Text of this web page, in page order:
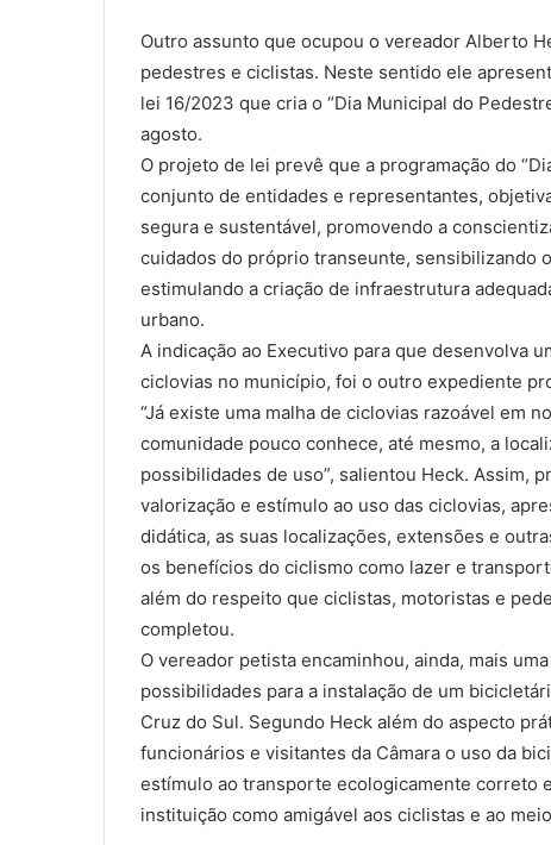
Outro assunto que ocupou o vereador Alberto
pedestres e ciclistas. Neste sentido ele
lei 16/2023 que cria o “Dia Municipal do
agosto.
O projeto de lei prevê que a programação do
conjunto de entidades e representantes,
segura e sustentável, promovendo a
cuidados do próprio transeunte, sensibilizando
estimulando a criação de infraestrutura
urbano.
A indicação ao Executivo para que desenvolva
ciclovias no município, foi o outro expediente
“Já existe uma malha de ciclovias razoável em
comunidade pouco conhece, até mesmo, a
possibilidades de uso”, salientou Heck. Assim,
valorização e estímulo ao uso das ciclovias,
didática, as suas localizações, extensões e
os benefícios do ciclismo como lazer e
além do respeito que ciclistas, motoristas e
completou.
O vereador petista encaminhou, ainda, mais
possibilidades para a instalação de um
Cruz do Sul. Segundo Heck além do aspecto
funcionários e visitantes da Câmara o uso da
estímulo ao transporte ecologicamente correto
instituição como amigável aos ciclistas e ao